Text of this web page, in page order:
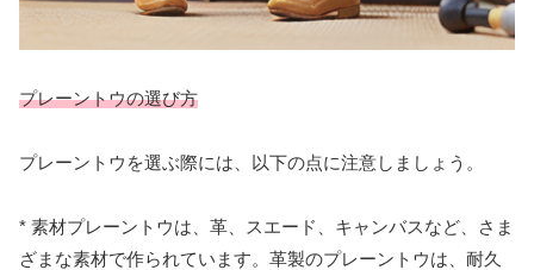
プレーントウの選び方
プレーントウを選ぶ際には、以下の点に注意しましょう。
* 素材プレーントウは、革、スエード、キャンバスなど、さま
ざまな素材で作られています。革製のプレーントウは、耐久